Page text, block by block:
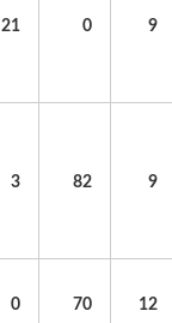
21 0 9
3 82 9
0 70 12